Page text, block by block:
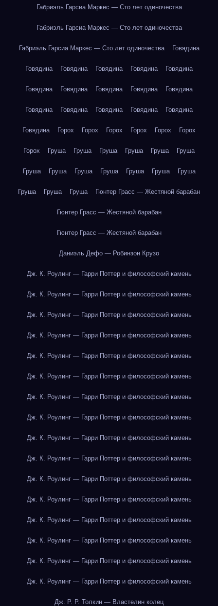
Габриэль Гарсиа Маркес — Сто лет одиночества
Габриэль Гарсиа Маркес — Сто лет одиночества
Габриэль Гарсиа Маркес — Сто лет одиночества Говядина
Говядина Говядина Говядина Говядина Говядина
Говядина Говядина Говядина Говядина Говядина
Говядина Говядина Говядина Говядина Говядина
Говядина Горох Горох Горох Горох Горох Горох
Горох Груша Груша Груша Груша Груша Груша
Груша Груша Груша Груша Груша Груша Груша
Груша Груша Груша Гюнтер Грасс — Жестяной барабан
Гюнтер Грасс — Жестяной барабан
Гюнтер Грасс — Жестяной барабан
Даниэль Дефо — Робинзон Крузо
Дж. К. Роулинг — Гарри Поттер и философский камень
Дж. К. Роулинг — Гарри Поттер и философский камень
Дж. К. Роулинг — Гарри Поттер и философский камень
Дж. К. Роулинг — Гарри Поттер и философский камень
Дж. К. Роулинг — Гарри Поттер и философский камень
Дж. К. Роулинг — Гарри Поттер и философский камень
Дж. К. Роулинг — Гарри Поттер и философский камень
Дж. К. Роулинг — Гарри Поттер и философский камень
Дж. К. Роулинг — Гарри Поттер и философский камень
Дж. К. Роулинг — Гарри Поттер и философский камень
Дж. К. Роулинг — Гарри Поттер и философский камень
Дж. К. Роулинг — Гарри Поттер и философский камень
Дж. К. Роулинг — Гарри Поттер и философский камень
Дж. К. Роулинг — Гарри Поттер и философский камень
Дж. К. Роулинг — Гарри Поттер и философский камень
Дж. К. Роулинг — Гарри Поттер и философский камень
Дж. Р. Р. Толкин — Властелин колец